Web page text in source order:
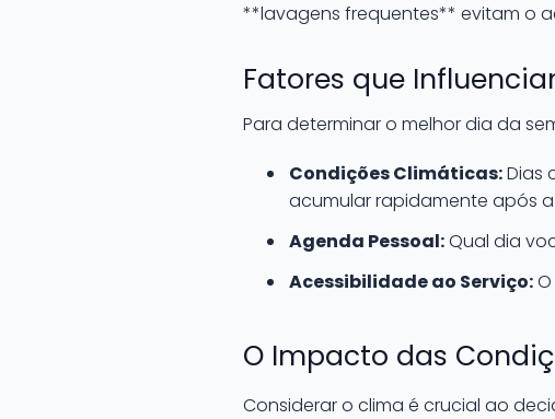
**lavagens frequentes** evitam o
Fatores que
Para determinar o melhor dia da
Condições Climáticas:Dias
acumular rapidamente após
Agenda Pessoal:Qual dia
Acessibilidade ao Serviço:
O Impacto das
Considerar o clima é crucial ao